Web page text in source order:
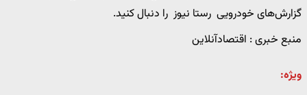
گزارش‌های خودرویی رستا نیوز را دنبال کنید.
منبع خبری : اقتصادآنلاین
ویژه: